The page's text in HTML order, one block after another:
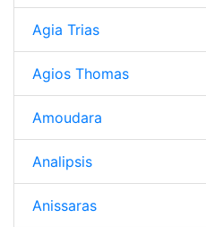
Agia Trias
Agios Thomas
Amoudara
Analipsis
Anissaras